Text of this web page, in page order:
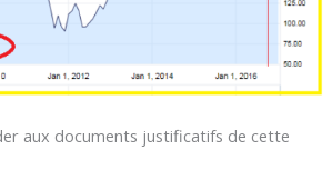
aux documents justificatifs de cette